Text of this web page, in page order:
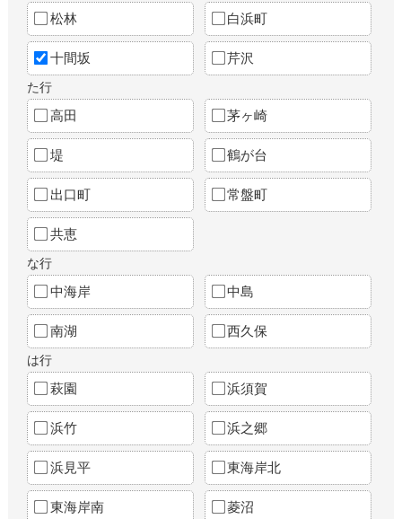
松林 白浜町
十間坂 芹沢
た行
高田 茅ヶ崎
堤 鶴が台
出口町 常盤町
共恵
な行
中海岸 中島
南湖 西久保
は行
萩園 浜須賀
浜竹 浜之郷
浜見平 東海岸北
東海岸南 菱沼